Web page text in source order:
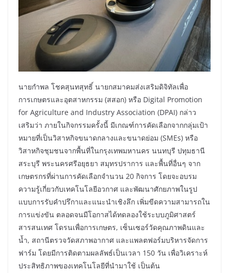
นายกำพล โชคสุนทสุทธิ์ นายกสมาคมส่งเสริมดิจิทัลเพื่อ
การเกษตรและอุตสาหกรรม (สสอก) หรือ Digital Promotion
for Agriculture and Industry Association (DPAI) กล่าว
เสริมว่า ภายในกิจกรรมครั้งนี้ มีเกณฑ์การคัดเลือกจากกลุ่มเป้า
หมายที่เป็นวิสาหกิจขนาดกลางและขนาดย่อม (SMEs) หรือ
วิสาหกิจชุมชนจากพื้นที่ในกรุงเทพมหานคร นนทบุรี ปทุมธานี
สระบุรี พระนครศรีอยุธยา สมุทรปราการ และพื้นที่อื่นๆ จาก
เกษตรกรที่ผ่านการคัดเลือกจำนวน 20 กิจการ โดยจะอบรม
ความรู้เกี่ยวกับเทคโนโลยีอวกาศ และพัฒนาศักยภาพในรูป
แบบการรับคำปรึกาและแนะนำเชิงลึก เพิ่มขีดความสามารถใน
การแข่งขัน ตลอดจนมีโอกาสได้ทดลองใช้ระบบภูมิศาสตร์
สารสนเทศ โดรนเพื่อการเกษตร, เซ็นเซอร์วัดคุณภาพดินและ
น้ำ, สถานีตรวจวัดสภาพอากาศ และแพลตฟอร์มบริหารจัดการ
ฟาร์ม โดยมีการติดตามผลลัพธ์เป็นเวลา 150 วัน เพื่อวิเคราะห์
ประสิทธิภาพของเทคโนโลยีที่นำมาใช้ เป็นต้น